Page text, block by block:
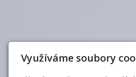
Využíváme soubory